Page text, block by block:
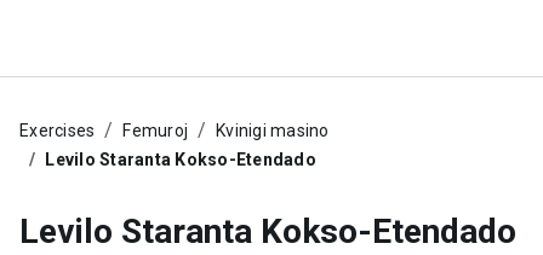
Exercises Femuroj
Kvinigi masino
Levilo Staranta Kokso-Etendado
Levilo Staranta Kokso-Etendado